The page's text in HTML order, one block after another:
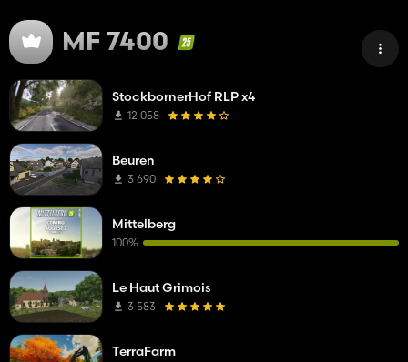
MF 7400
StockbornerHof RLP x4
12 058
Beuren
3 690
Mittelberg
100%
Le Haut Grimois
3 583
TerraFarm